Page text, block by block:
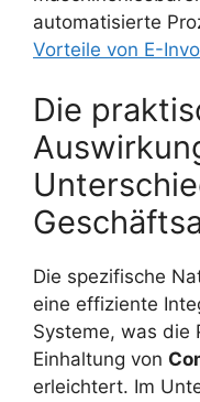
automatisierte
Vorteile von E-
Die
Die spezifische
eine effiziente
Systeme, was die
Einhaltung von
erleichtert. Im